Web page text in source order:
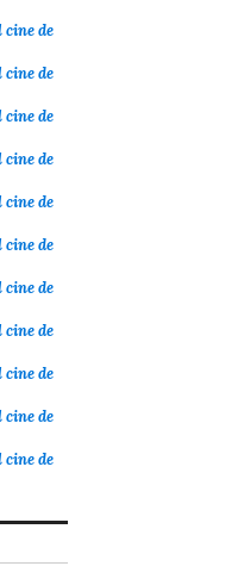
cine de
cine de
cine de
cine de
cine de
cine de
cine de
cine de
cine de
cine de
cine de